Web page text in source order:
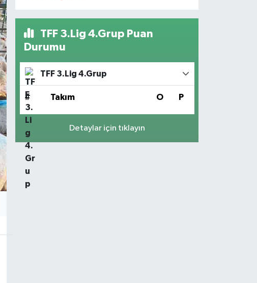
TFF 3.Lig 4.Grup Puan
Durumu
TFF 3.Lig 4.Grup
# Takım O P
Detaylar için tıklayın